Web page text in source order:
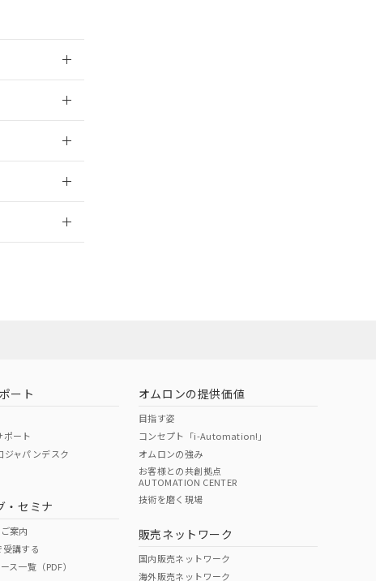
O O
況ページへ
索ください
ート
ポート
ジャパンデスク
・セミナ
案内
受講する
ス一覧（PDF）
オムロンの提供価値
目指す姿
コンセプト「i-Automation!」
オムロンの強み
お客様との共創拠点
AUTOMATION CENTER
技術を磨く現場
販売ネットワーク
国内販売ネットワーク
海外販売ネットワーク